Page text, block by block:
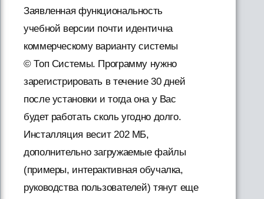
Заявленная функциональность
учебной версии почти идентична
коммерческому варианту системы
© Топ Системы. Программу нужно
зарегистрировать в течение 30 дней
после установки и тогда она у Вас
будет работать сколь угодно долго.
Инсталляция весит 202 МБ,
дополнительно загружаемые файлы
(примеры, интерактивная обучалка,
руководства пользователей) тянут еще